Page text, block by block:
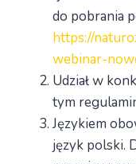
do pobrania
https://
webinar-
Udział w
tym
Językiem
język polski.